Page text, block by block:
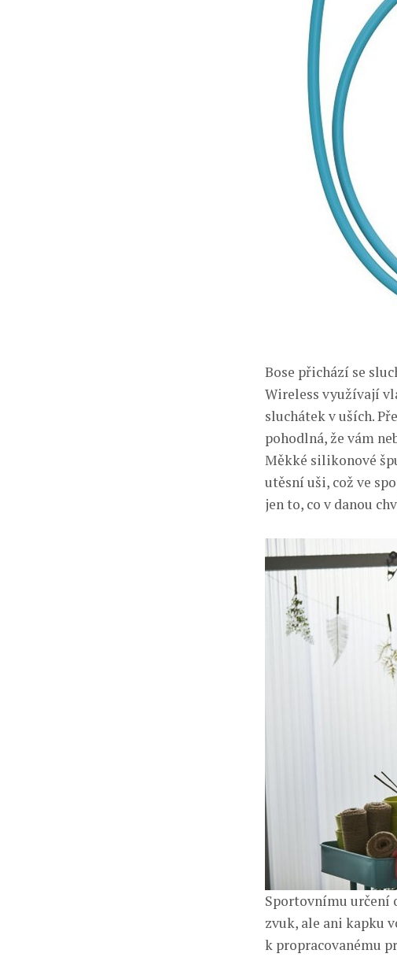
Bose přichází se
Wireless využívají
sluchátek v uších.
pohodlná, že vám
Měkké silikonové
utěsní uši, což ve
jen to, co v danou
Sportovnímu určení
zvuk, ale ani kapku
k propracovanému